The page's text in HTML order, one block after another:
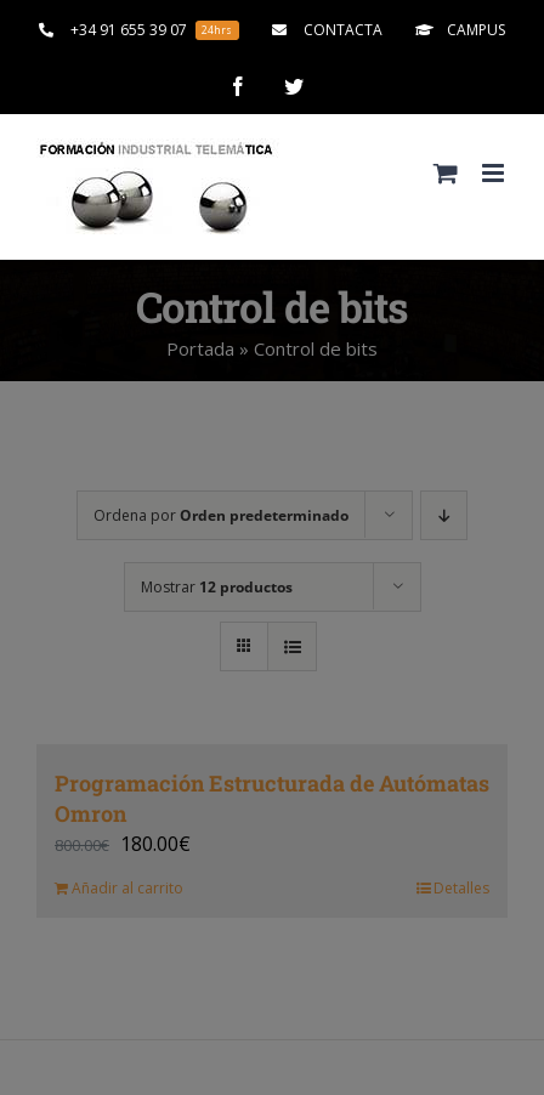
+34 91 655 39 07 24hrs CONTACTA CAMPUS
FacebookTwitter
Control de bits
Portada » Control de bits
Ordena porOrden predeterminado
Mostrar 12 productos
Programación Estructurada de Autómatas
Omron
800.00€ 180.00€
Añadir al carrito Detalles